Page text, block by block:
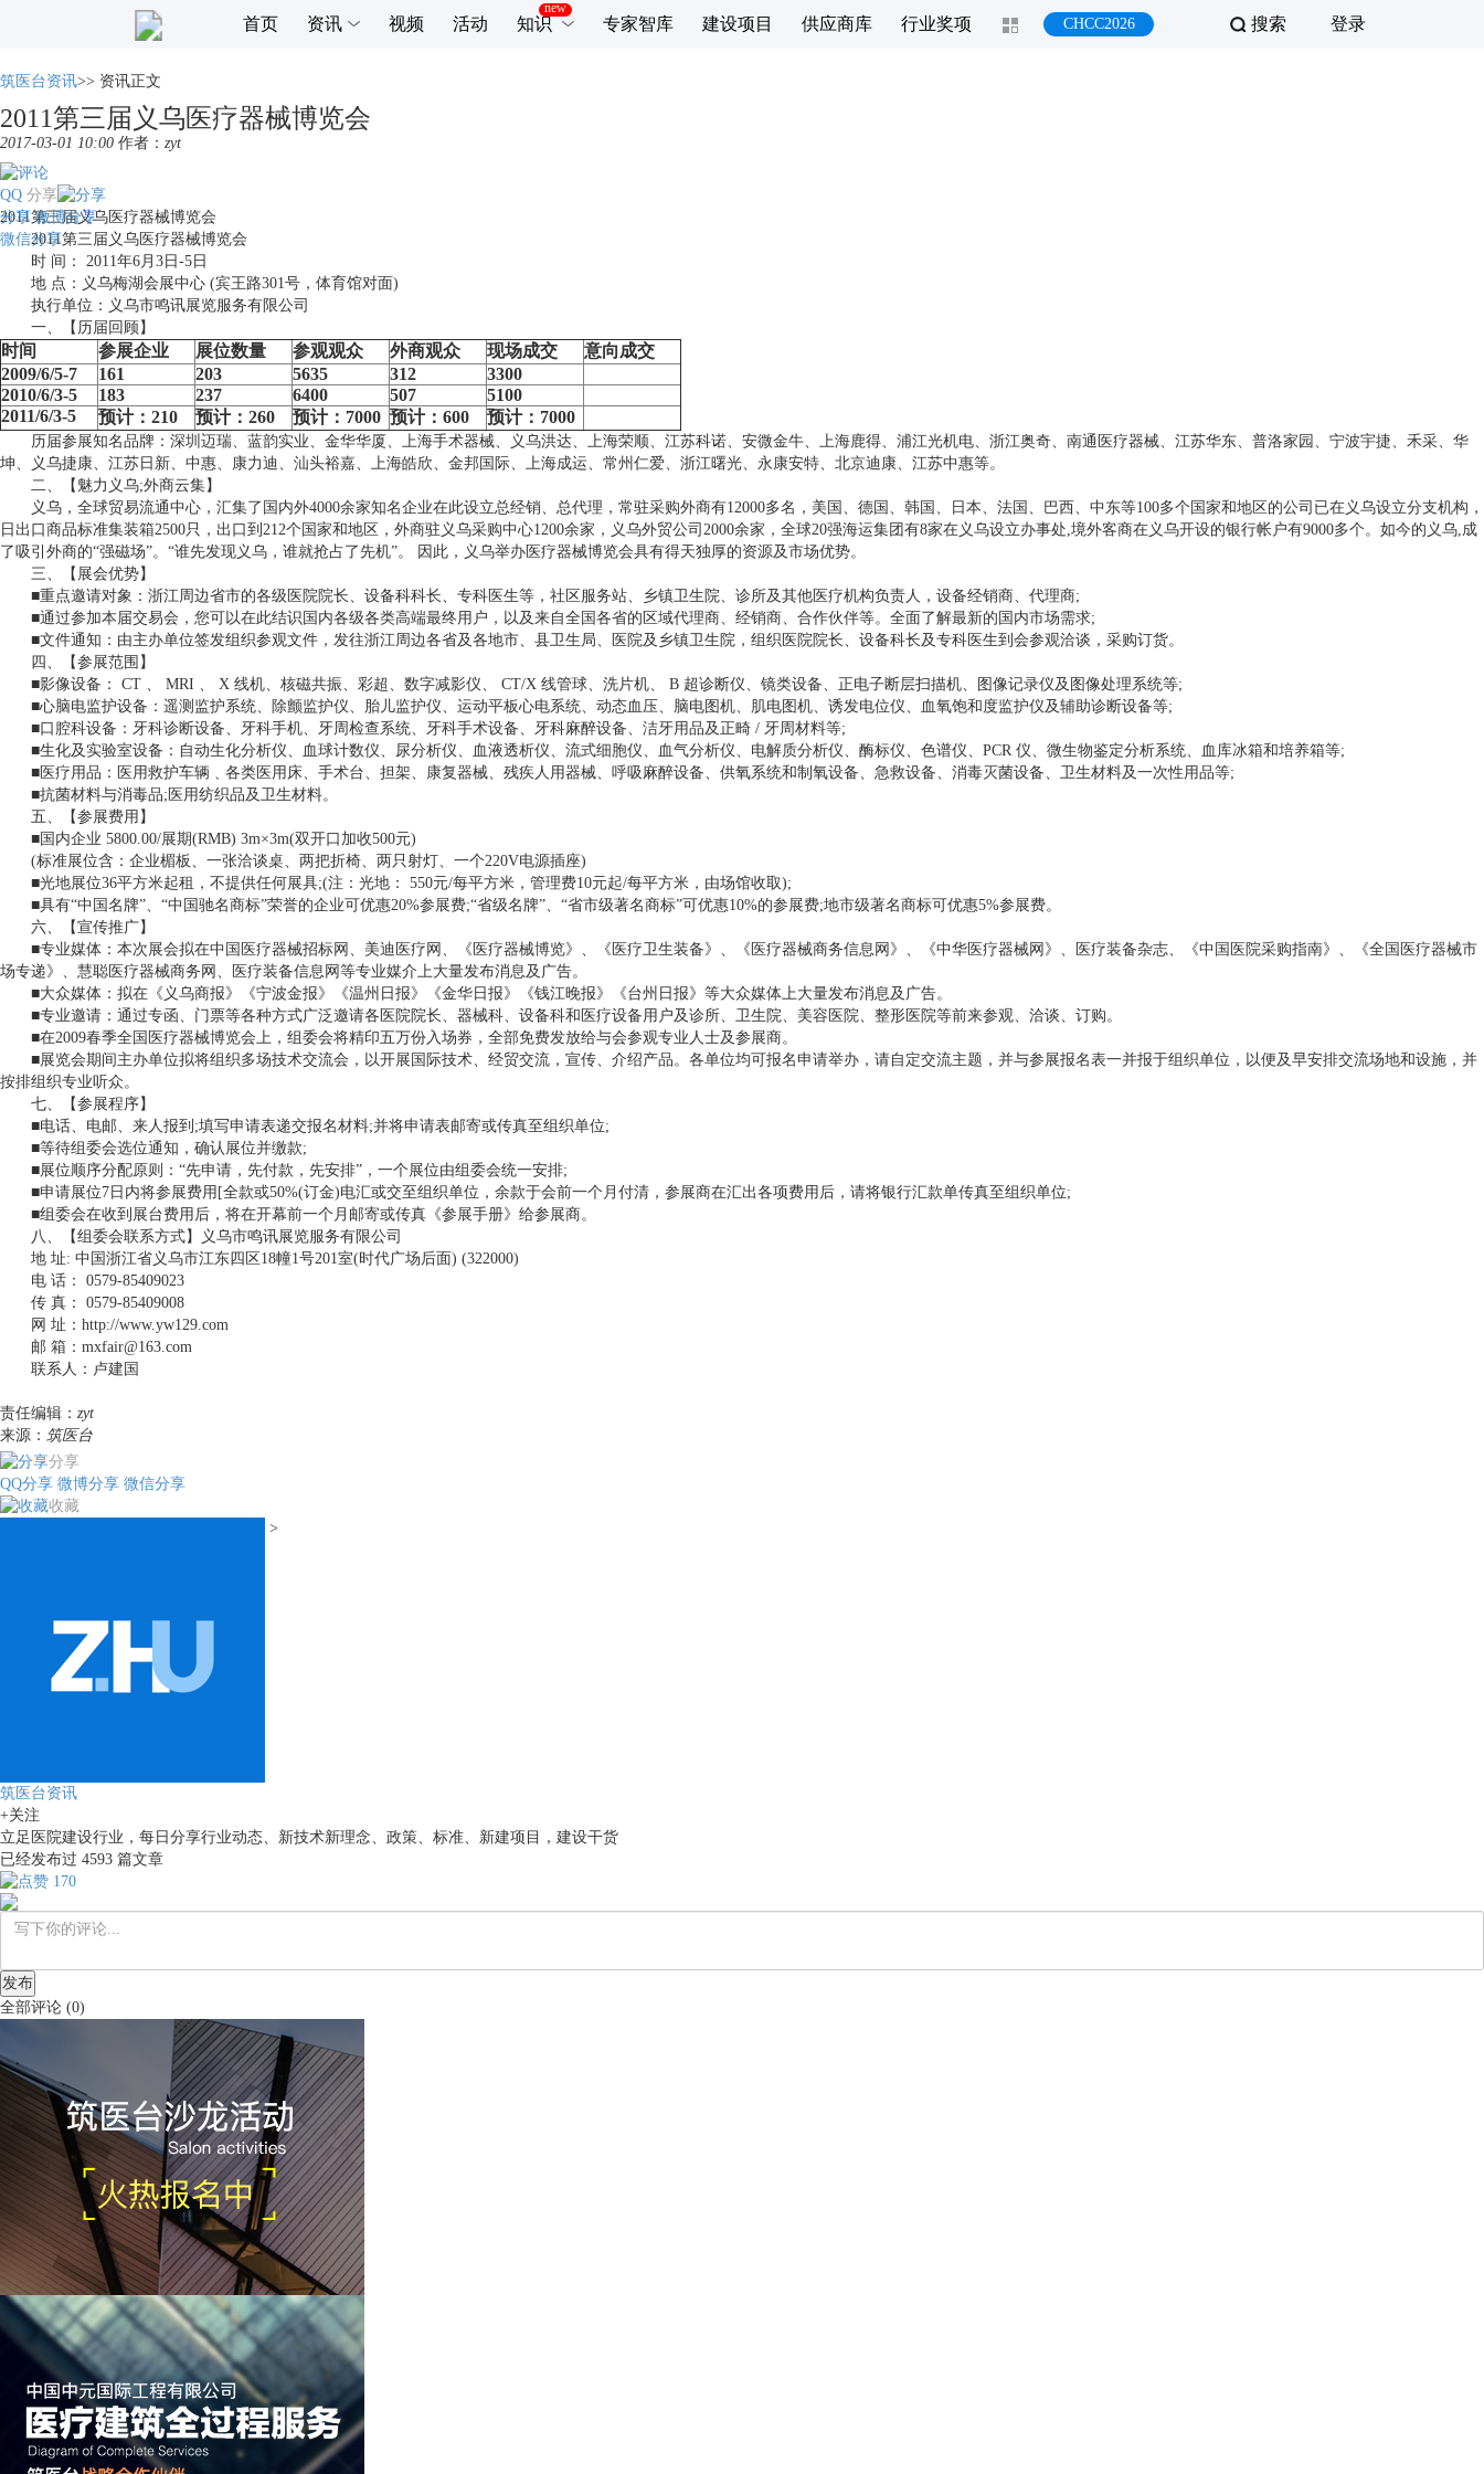
登录
搜索
首页 资讯 视频 活动 知识 专家智库 建设项目 供应商库 行业奖项 CHCC2026
筑医台资讯>> 资讯正文
2011第三届义乌医疗器械博览会
2017-03-01 10:00 作者： zyt
分享
QQ
分享 微博分享
微信分享
2011第三届义乌医疗器械博览会
2011第三届义乌医疗器械博览会
时 间： 2011年6月3日-5日
地 点：义乌梅湖会展中心 (宾王路301号，体育馆对面)
执行单位：义乌市鸣讯展览服务有限公司
一、【历届回顾】
时间 参展企业 展位数量 参观观众 外商观众 现场成交
意向成交
2009/6/5-7
161 203 5635 312
3300
2010/6/3-5
183 237 6400 507
5100
2011/6/3-5
预计： 210 预计： 260 预计： 7000 预计： 600 预计： 7000
历届参展知名品牌：深圳迈瑞、蓝韵实业、金华华厦、上海手术器械、义乌洪达、上海荣顺、江苏科诺、安微金牛、上海鹿得、浦江光机电、浙江奥奇、南通医疗器械、江苏华东、普洛家园、宁波宇捷、禾采、华
坤、义乌捷康、江苏日新、中惠、康力迪、汕头裕嘉、上海皓欣、金邦国际、上海成运、常州仁爱、浙江曙光、永康安特、北京迪康、江苏中惠等。
二、【魅力义乌;外商云集】
义乌，全球贸易流通中心，汇集了国内外4000余家知名企业在此设立总经销、总代理，常驻采购外商有12000多名，美国、德国、韩国、日本、法国、巴西、中东等100多个国家和地区的公司已在义乌设立分支机构，
日出口商品标准集装箱2500只，出口到212个国家和地区，外商驻义乌采购中心1200余家，义乌外贸公司2000余家，全球20强海运集团有8家在义乌设立办事处,境外客商在义乌开设的银行帐户有9000多个。如今的义乌,成
了吸引外商的“强磁场”。“谁先发现义乌，谁就抢占了先机”。 因此，义乌举办医疗器械博览会具有得天独厚的资源及市场优势。
三、【展会优势】
■重点邀请对象：浙江周边省市的各级医院院长、设备科科长、专科医生等，社区服务站、乡镇卫生院、诊所及其他医疗机构负责人，设备经销商、代理商;
■通过参加本届交易会，您可以在此结识国内各级各类高端最终用户，以及来自全国各省的区域代理商、经销商、合作伙伴等。全面了解最新的国内市场需求;
■文件通知：由主办单位签发组织参观文件，发往浙江周边各省及各地市、县卫生局、医院及乡镇卫生院，组织医院院长、设备科长及专科医生到会参观洽谈，采购订货。
四、【参展范围】
■影像设备： CT 、 MRI 、 X 线机、核磁共振、彩超、数字减影仪、 CT/X 线管球、洗片机、 B 超诊断仪、镜类设备、正电子断层扫描机、图像记录仪及图像处理系统等;
■心脑电监护设备：遥测监护系统、除颤监护仪、胎儿监护仪、运动平板心电系统、动态血压、脑电图机、肌电图机、诱发电位仪、血氧饱和度监护仪及辅助诊断设备等;
■口腔科设备：牙科诊断设备、牙科手机、牙周检查系统、牙科手术设备、牙科麻醉设备、洁牙用品及正畸 / 牙周材料等;
■生化及实验室设备：自动生化分析仪、血球计数仪、尿分析仪、血液透析仪、流式细胞仪、血气分析仪、电解质分析仪、酶标仪、色谱仪、PCR 仪、微生物鉴定分析系统、血库冰箱和培养箱等;
■医疗用品：医用救护车辆﹑各类医用床、手术台、担架、康复器械、残疾人用器械、呼吸麻醉设备、供氧系统和制氧设备、急救设备、消毒灭菌设备、卫生材料及一次性用品等;
■抗菌材料与消毒品;医用纺织品及卫生材料。
五、【参展费用】
■国内企业 5800.00/展期(RMB) 3m×3m(双开口加收500元)
(标准展位含：企业楣板、一张洽谈桌、两把折椅、两只射灯、一个220V电源插座)
■光地展位36平方米起租，不提供任何展具;(注：光地： 550元/每平方米，管理费10元起/每平方米，由场馆收取);
■具有“中国名牌”、“中国驰名商标”荣誉的企业可优惠20%参展费;“省级名牌”、“省市级著名商标”可优惠10%的参展费;地市级著名商标可优惠5%参展费。
六、【宣传推广】
■专业媒体：本次展会拟在中国医疗器械招标网、美迪医疗网、《医疗器械博览》、《医疗卫生装备》、《医疗器械商务信息网》、《中华医疗器械网》、医疗装备杂志、《中国医院采购指南》、《全国医疗器械市
场专递》、慧聪医疗器械商务网、医疗装备信息网等专业媒介上大量发布消息及广告。
■大众媒体：拟在《义乌商报》《宁波金报》《温州日报》《金华日报》《钱江晚报》《台州日报》等大众媒体上大量发布消息及广告。
■专业邀请：通过专函、门票等各种方式广泛邀请各医院院长、器械科、设备科和医疗设备用户及诊所、卫生院、美容医院、整形医院等前来参观、洽谈、订购。
■在2009春季全国医疗器械博览会上，组委会将精印五万份入场券，全部免费发放给与会参观专业人士及参展商。
■展览会期间主办单位拟将组织多场技术交流会，以开展国际技术、经贸交流，宣传、介绍产品。各单位均可报名申请举办，请自定交流主题，并与参展报名表一并报于组织单位，以便及早安排交流场地和设施，并
按排组织专业听众。
七、【参展程序】
■电话、电邮、来人报到;填写申请表递交报名材料;并将申请表邮寄或传真至组织单位;
■等待组委会选位通知，确认展位并缴款;
■展位顺序分配原则：“先申请，先付款，先安排”，一个展位由组委会统一安排;
■申请展位7日内将参展费用[全款或50%(订金)电汇或交至组织单位，余款于会前一个月付清，参展商在汇出各项费用后，请将银行汇款单传真至组织单位;
■组委会在收到展台费用后，将在开幕前一个月邮寄或传真《参展手册》给参展商。
八、【组委会联系方式】义乌市鸣讯展览服务有限公司
地 址: 中国浙江省义乌市江东四区18幢1号201室(时代广场后面) (322000)
电 话： 0579-85409023
传 真： 0579-85409008
网 址：http://www.yw129.com
邮 箱：mxfair@163.com
联系人：卢建国
责任编辑： zyt
来源： 筑医台
分享
QQ分享 微博分享 微信分享
收藏
>
筑医台资讯
+关注
立足医院建设行业，每日分享行业动态、新技术新理念、政策、标准、新建项目，建设干货
已经发布过 4593 篇文章
170
发布
全部评论 (0)